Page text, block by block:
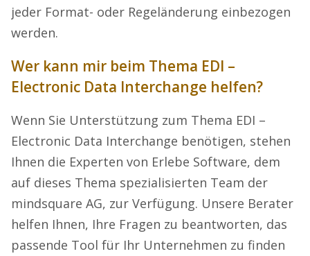
jeder Format- oder Regeländerung einbezogen
werden.
Wer kann mir beim Thema EDI –
Electronic Data Interchange helfen?
Wenn Sie Unterstützung zum Thema EDI –
Electronic Data Interchange benötigen, stehen
Ihnen die Experten von Erlebe Software, dem
auf dieses Thema spezialisierten Team der
mindsquare AG, zur Verfügung. Unsere Berater
helfen Ihnen, Ihre Fragen zu beantworten, das
passende Tool für Ihr Unternehmen zu finden